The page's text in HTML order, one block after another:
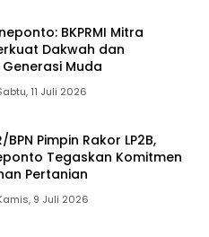
BKPRMI Mitra
Dakwah dan
Muda
11 Juli 2026
BPN Pimpin Rakor LP2B,
Tegaskan Komitmen
Pertanian
9 Juli 2026